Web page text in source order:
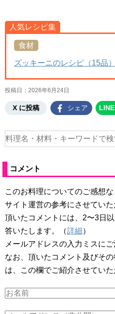
人気レシピ集
食材
ズッキーニのレシピ（15品）
投稿日： 2026年6月24日
X に投稿 シェア LINE
コメント
このお料理についてのご感想な
サイト運営の参考にさせていた
頂いたコメントには、2〜3日
答いたします。（詳細）
メールアドレスの入力ミスにご
なお、頂いたコメント及びそ
は、この欄でご紹介させていた